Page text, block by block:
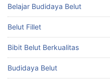
Belajar Budidaya Belut
Belut Fillet
Bibit Belut Berkualitas
Budidaya Belut